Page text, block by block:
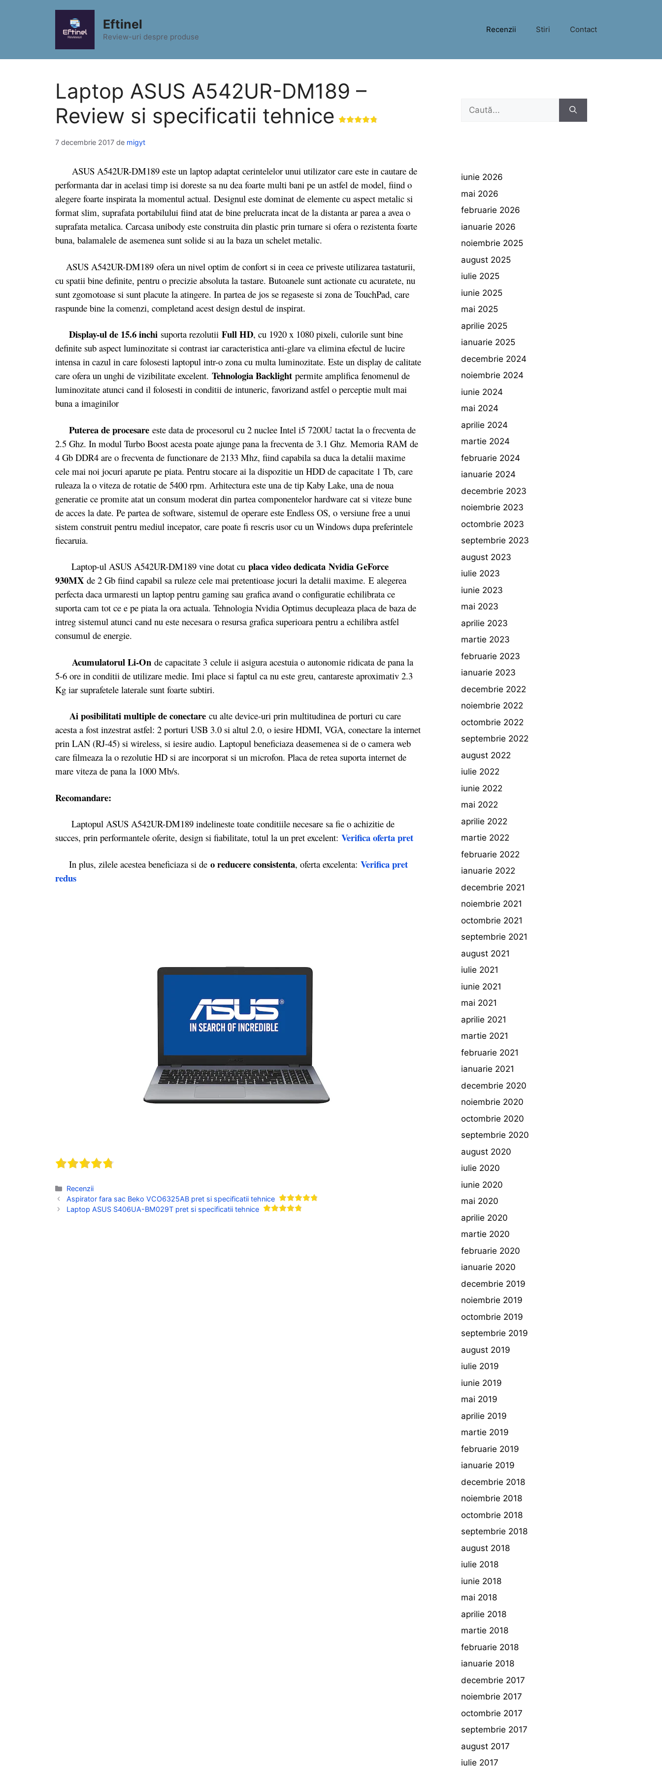
Eftinel
Review-uri despre produse
Recenzii Stiri Contact
Laptop ASUS A542UR-DM189 –
Review si specificatii tehnice
7 decembrie 2017 de migyt
ASUS A542UR-DM189 este un laptop adaptat cerintelelor unui utilizator care este in cautare de
performanta dar in acelasi timp isi doreste sa nu dea foarte multi bani pe un astfel de model, fiind o
alegere foarte inspirata la momentul actual. Designul este dominat de elemente cu aspect metalic si
format slim, suprafata portabilului fiind atat de bine prelucrata incat de la distanta ar parea a avea o
suprafata metalica. Carcasa unibody este construita din plastic prin turnare si ofera o rezistenta foarte
buna, balamalele de asemenea sunt solide si au la baza un schelet metalic.
ASUS A542UR-DM189 ofera un nivel optim de confort si in ceea ce priveste utilizarea tastaturii,
cu spatii bine definite, pentru o precizie absoluta la tastare. Butoanele sunt actionate cu acuratete, nu
sunt zgomotoase si sunt placute la atingere. In partea de jos se regaseste si zona de TouchPad, care
raspunde bine la comenzi, completand acest design destul de inspirat.
Display-ul de 15.6 inchi suporta rezolutii Full HD, cu 1920 x 1080 pixeli, culorile sunt bine
definite sub aspect luminozitate si contrast iar caracteristica anti-glare va elimina efectul de lucire
intensa in cazul in care folosesti laptopul intr-o zona cu multa luminozitate. Este un display de calitate
care ofera un unghi de vizibilitate excelent. Tehnologia Backlight permite amplifica fenomenul de
luminozitate atunci cand il folosesti in conditii de intuneric, favorizand astfel o perceptie mult mai
buna a imaginilor
Puterea de procesare este data de procesorul cu 2 nuclee Intel i5 7200U tactat la o frecventa de
2.5 Ghz. In modul Turbo Boost acesta poate ajunge pana la frecventa de 3.1 Ghz. Memoria RAM de
4 Gb DDR4 are o frecventa de functionare de 2133 Mhz, fiind capabila sa duca la detalii maxime
cele mai noi jocuri aparute pe piata. Pentru stocare ai la dispozitie un HDD de capacitate 1 Tb, care
ruleaza la o viteza de rotatie de 5400 rpm. Arhitectura este una de tip Kaby Lake, una de noua
generatie ce promite atat un consum moderat din partea componentelor hardware cat si viteze bune
de acces la date. Pe partea de software, sistemul de operare este Endless OS, o versiune free a unui
sistem construit pentru mediul incepator, care poate fi rescris usor cu un Windows dupa preferintele
fiecaruia.
Laptop-ul ASUS A542UR-DM189 vine dotat cu placa video dedicata Nvidia GeForce
930MX de 2 Gb fiind capabil sa ruleze cele mai pretentioase jocuri la detalii maxime. E alegerea
perfecta daca urmaresti un laptop pentru gaming sau grafica avand o configuratie echilibrata ce
suporta cam tot ce e pe piata la ora actuala. Tehnologia Nvidia Optimus decupleaza placa de baza de
intreg sistemul atunci cand nu este necesara o resursa grafica superioara pentru a echilibra astfel
consumul de energie.
Acumulatorul Li-On de capacitate 3 celule ii asigura acestuia o autonomie ridicata de pana la
5-6 ore in conditii de utilizare medie. Imi place si faptul ca nu este greu, cantareste aproximativ 2.3
Kg iar suprafetele laterale sunt foarte subtiri.
Ai posibilitati multiple de conectare cu alte device-uri prin multitudinea de porturi cu care
acesta a fost inzestrat astfel: 2 porturi USB 3.0 si altul 2.0, o iesire HDMI, VGA, conectare la internet
prin LAN (RJ-45) si wireless, si iesire audio. Laptopul beneficiaza deasemenea si de o camera web
care filmeaza la o rezolutie HD si are incorporat si un microfon. Placa de retea suporta internet de
mare viteza de pana la 1000 Mb/s.
Recomandare:
Laptopul ASUS A542UR-DM189 indelineste toate conditiile necesare sa fie o achizitie de
succes, prin performantele oferite, design si fiabilitate, totul la un pret excelent: Verifica oferta pret
In plus, zilele acestea beneficiaza si de o reducere consistenta, oferta excelenta: Verifica pret
redus
Categorii
Recenzii
Aspirator fara sac Beko VCO6325AB pret si specificatii tehnice
Laptop ASUS S406UA-BM029T pret si specificatii tehnice
Caută
iunie 2026
mai 2026
februarie 2026
ianuarie 2026
noiembrie 2025
august 2025
iulie 2025
iunie 2025
mai 2025
aprilie 2025
ianuarie 2025
decembrie 2024
noiembrie 2024
iunie 2024
mai 2024
aprilie 2024
martie 2024
februarie 2024
ianuarie 2024
decembrie 2023
noiembrie 2023
octombrie 2023
septembrie 2023
august 2023
iulie 2023
iunie 2023
mai 2023
aprilie 2023
martie 2023
februarie 2023
ianuarie 2023
decembrie 2022
noiembrie 2022
octombrie 2022
septembrie 2022
august 2022
iulie 2022
iunie 2022
mai 2022
aprilie 2022
martie 2022
februarie 2022
ianuarie 2022
decembrie 2021
noiembrie 2021
octombrie 2021
septembrie 2021
august 2021
iulie 2021
iunie 2021
mai 2021
aprilie 2021
martie 2021
februarie 2021
ianuarie 2021
decembrie 2020
noiembrie 2020
octombrie 2020
septembrie 2020
august 2020
iulie 2020
iunie 2020
mai 2020
aprilie 2020
martie 2020
februarie 2020
ianuarie 2020
decembrie 2019
noiembrie 2019
octombrie 2019
septembrie 2019
august 2019
iulie 2019
iunie 2019
mai 2019
aprilie 2019
martie 2019
februarie 2019
ianuarie 2019
decembrie 2018
noiembrie 2018
octombrie 2018
septembrie 2018
august 2018
iulie 2018
iunie 2018
mai 2018
aprilie 2018
martie 2018
februarie 2018
ianuarie 2018
decembrie 2017
noiembrie 2017
octombrie 2017
septembrie 2017
august 2017
iulie 2017